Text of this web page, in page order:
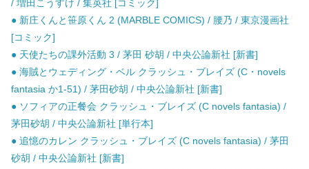
/ 増田こうすけ / 集英社 [コミック]
● 新庄くんと笹原くん 2 (MARBLE COMICS) / 腰乃 / 東京漫画社
[コミック]
● 天使たちの課外活動 3 / 茅田 砂胡 / 中央公論新社 [新書]
● 海賊とウェディング・ベル クラッシュ・ブレイズ (C・novels
fantasia か1-51) / 茅田砂胡 / 中央公論新社 [新書]
● ソフィアの正餐会 クラッシュ・ブレイズ (C novels fantasia) /
茅田砂胡 / 中央公論新社 [単行本]
● 追憶のカレン クラッシュ・ブレイズ (C novels fantasia) / 茅田
砂胡 / 中央公論新社 [新書]